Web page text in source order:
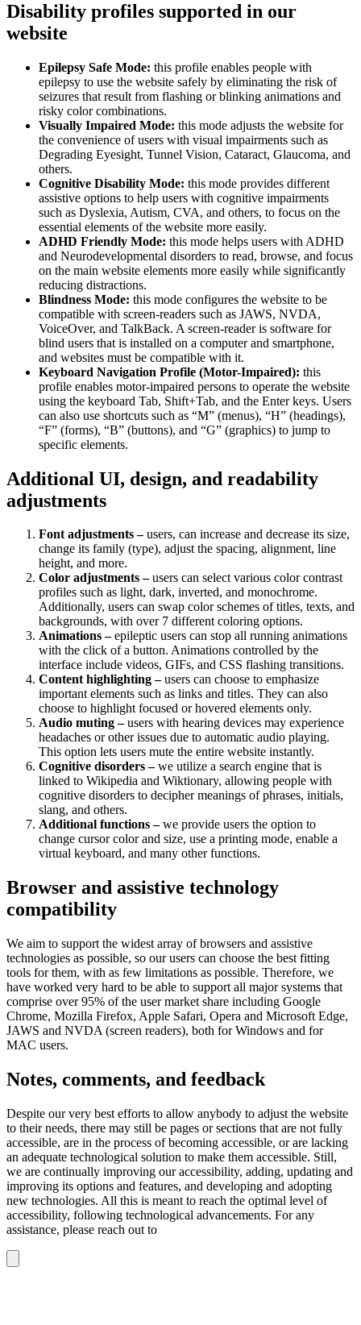
Disability profiles supported in our
website
Epilepsy Safe Mode: this profile enables people with
epilepsy to use the website safely by eliminating the risk of
seizures that result from flashing or blinking animations and
risky color combinations.
Visually Impaired Mode: this mode adjusts the website for
the convenience of users with visual impairments such as
Degrading Eyesight, Tunnel Vision, Cataract, Glaucoma, and
others.
Cognitive Disability Mode: this mode provides different
assistive options to help users with cognitive impairments
such as Dyslexia, Autism, CVA, and others, to focus on the
essential elements of the website more easily.
ADHD Friendly Mode: this mode helps users with ADHD
and Neurodevelopmental disorders to read, browse, and focus
on the main website elements more easily while significantly
reducing distractions.
Blindness Mode: this mode configures the website to be
compatible with screen-readers such as JAWS, NVDA,
VoiceOver, and TalkBack. A screen-reader is software for
blind users that is installed on a computer and smartphone,
and websites must be compatible with it.
Keyboard Navigation Profile (Motor-Impaired): this
profile enables motor-impaired persons to operate the website
using the keyboard Tab, Shift+Tab, and the Enter keys. Users
can also use shortcuts such as “M” (menus), “H” (headings),
“F” (forms), “B” (buttons), and “G” (graphics) to jump to
specific elements.
Additional UI, design, and readability
adjustments
Font adjustments –users, can increase and decrease its size,
change its family (type), adjust the spacing, alignment, line
height, and more.
Color adjustments –users can select various color contrast
profiles such as light, dark, inverted, and monochrome.
Additionally, users can swap color schemes of titles, texts, and
backgrounds, with over 7 different coloring options.
Animations –epileptic users can stop all running animations
with the click of a button. Animations controlled by the
interface include videos, GIFs, and CSS flashing transitions.
Content highlighting –users can choose to emphasize
important elements such as links and titles. They can also
choose to highlight focused or hovered elements only.
Audio muting –users with hearing devices may experience
headaches or other issues due to automatic audio playing.
This option lets users mute the entire website instantly.
Cognitive disorders –we utilize a search engine that is
linked to Wikipedia and Wiktionary, allowing people with
cognitive disorders to decipher meanings of phrases, initials,
slang, and others.
Additional functions –we provide users the option to
change cursor color and size, use a printing mode, enable a
virtual keyboard, and many other functions.
Browser and assistive technology
compatibility
We aim to support the widest array of browsers and assistive
technologies as possible, so our users can choose the best fitting
tools for them, with as few limitations as possible. Therefore, we
have worked very hard to be able to support all major systems that
comprise over 95% of the user market share including Google
Chrome, Mozilla Firefox, Apple Safari, Opera and Microsoft Edge,
JAWS and NVDA (screen readers), both for Windows and for
MAC users.
Notes, comments, and feedback
Despite our very best efforts to allow anybody to adjust the website
to their needs, there may still be pages or sections that are not fully
accessible, are in the process of becoming accessible, or are lacking
an adequate technological solution to make them accessible. Still,
we are continually improving our accessibility, adding, updating and
improving its options and features, and developing and adopting
new technologies. All this is meant to reach the optimal level of
accessibility, following technological advancements. For any
assistance, please reach out to